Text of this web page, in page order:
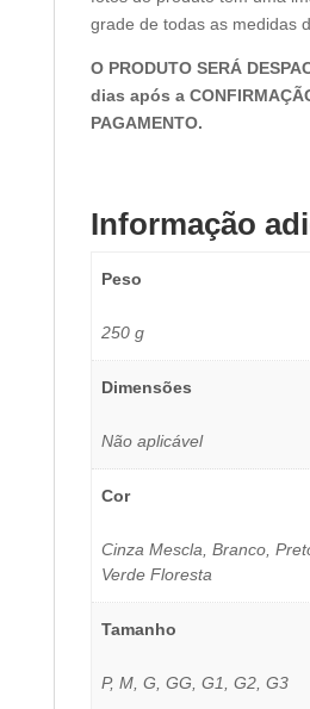
grade de todas as medidas
O PRODUTO SERÁ
dias após a
PAGAMENTO.
Informação
Peso
250 g
Dimensões
Não aplicável
Cor
Cinza Mescla, Branco,
Verde Floresta
Tamanho
P, M, G, GG, G1, G2, G3